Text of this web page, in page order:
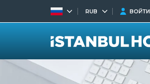
RUB ВОЙТИ